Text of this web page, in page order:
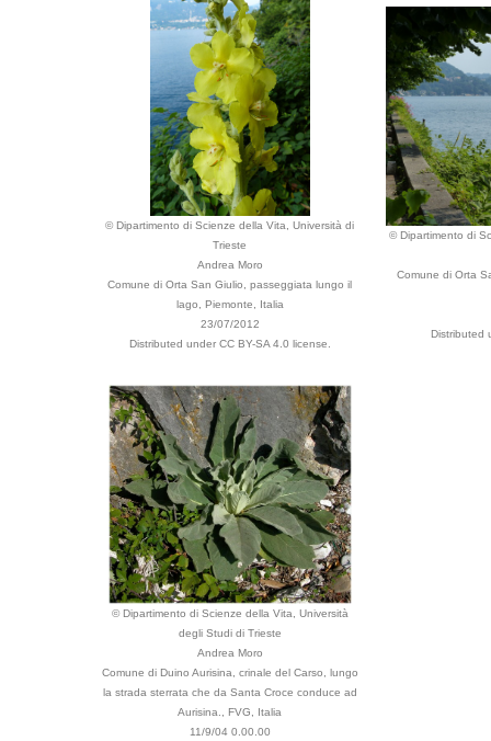
© Dipartimento di Scienze della Vita, Università di
Trieste
Andrea Moro
Comune di Orta San Giulio, passeggiata lungo il
lago, Piemonte, Italia
23/07/2012
Distributed under CC BY-SA 4.0 license.
© Dipartimento di
Comune di Orta
Distributed
© Dipartimento di Scienze della Vita, Università
degli Studi di Trieste
Andrea Moro
Comune di Duino Aurisina, crinale del Carso, lungo
la strada sterrata che da Santa Croce conduce ad
Aurisina., FVG, Italia
11/9/04 0.00.00